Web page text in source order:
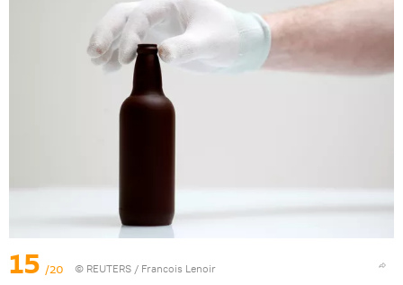
15 /20 © REUTERS / Francois Lenoir